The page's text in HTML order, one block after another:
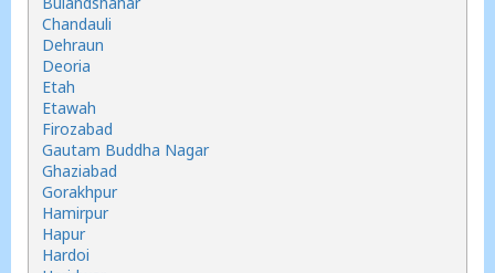
Chandauli
Dehraun
Deoria
Etah
Etawah
Firozabad
Gautam Buddha Nagar
Ghaziabad
Gorakhpur
Hamirpur
Hapur
Hardoi